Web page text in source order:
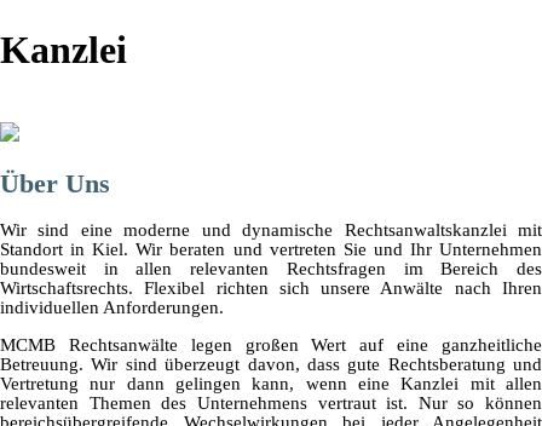
Kanzlei
Über Uns
Wir sind eine moderne und dynamische Rechtsanwaltskanzlei mit
Standort in Kiel. Wir beraten und vertreten Sie und Ihr Unternehmen
bundesweit in allen relevanten Rechtsfragen im Bereich des
Wirtschaftsrechts. Flexibel richten sich unsere Anwälte nach Ihren
individuellen Anforderungen.
MCMB Rechtsanwälte legen großen Wert auf eine ganzheitliche
Betreuung. Wir sind überzeugt davon, dass gute Rechtsberatung und
Vertretung nur dann gelingen kann, wenn eine Kanzlei mit allen
relevanten Themen des Unternehmens vertraut ist. Nur so können